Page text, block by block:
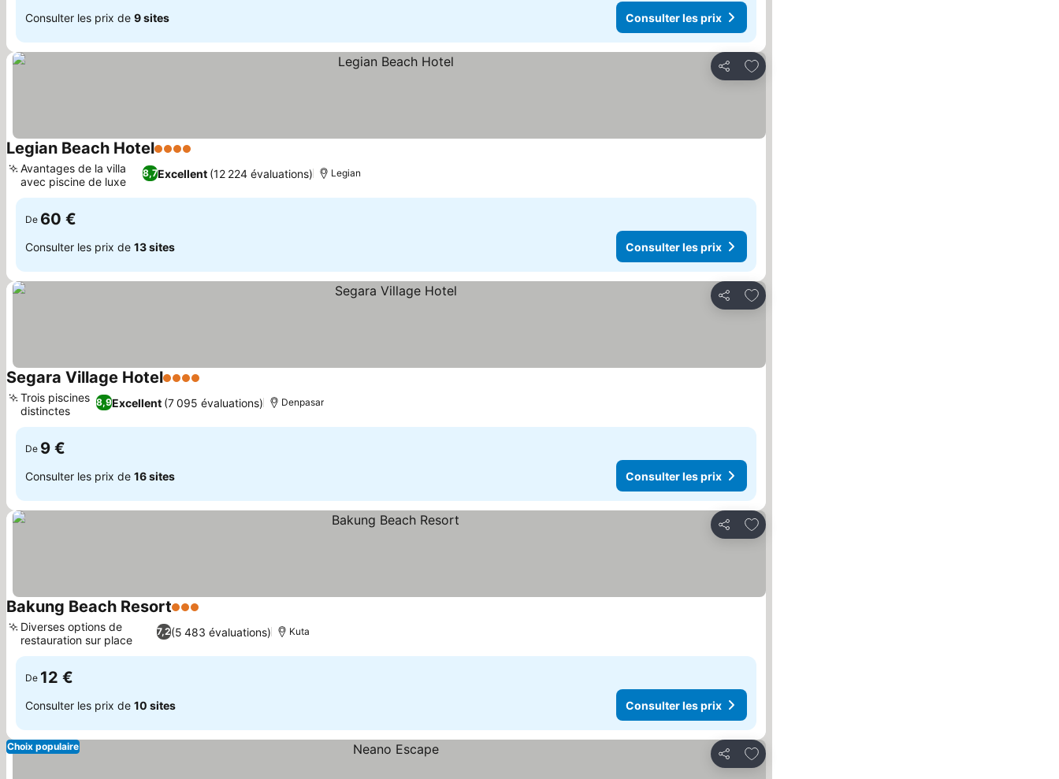
Consulter les prix de 9 sites Consulter les prix
Partager
Ajouter à mes favoris
Legian Beach Hotel4 Étoiles
8,7Excellent (12 224 évaluations)
Avantages de la villa
avec piscine de luxe
Legian
De 60 €
Consulter les prix de 13 sites Consulter les prix
Partager
Ajouter à mes favoris
Segara Village Hotel4 Étoiles
8,9Excellent (7 095 évaluations)
Trois piscines
distinctes
Denpasar
De 9 €
Consulter les prix de 16 sites Consulter les prix
Partager
Ajouter à mes favoris
Bakung Beach Resort3 Étoiles
7,2(5 483 évaluations)
Diverses options de
restauration sur place
Kuta
De 12 €
Consulter les prix de 10 sites Consulter les prix
Partager
Ajouter à mes favoris
Choix populaire